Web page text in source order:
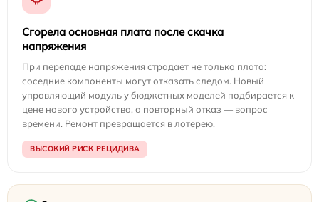
Сгорела основная плата после скачка
напряжения
При перепаде напряжения страдает не только плата:
соседние компоненты могут отказать следом. Новый
управляющий модуль у бюджетных моделей подбирается к
цене нового устройства, а повторный отказ — вопрос
времени. Ремонт превращается в лотерею.
ВЫСОКИЙ РИСК РЕЦИДИВА